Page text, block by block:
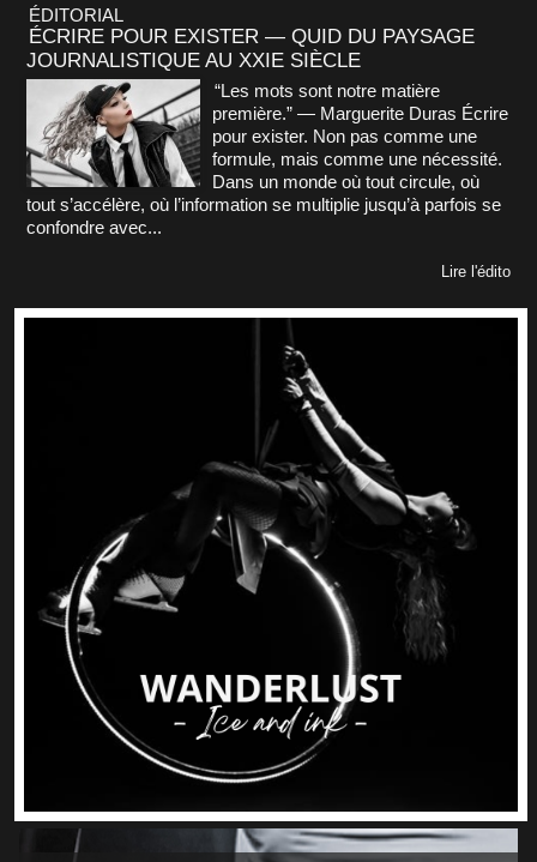
ÉDITORIAL
ÉCRIRE POUR EXISTER — QUID DU PAYSAGE
JOURNALISTIQUE AU XXIE SIÈCLE
“Les mots sont notre matière
première.” — Marguerite Duras Écrire
pour exister. Non pas comme une
formule, mais comme une nécessité.
Dans un monde où tout circule, où
tout s’accélère, où l’information se multiplie jusqu’à parfois se
confondre avec...
Lire l'édito